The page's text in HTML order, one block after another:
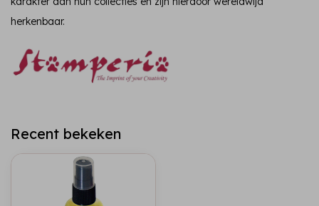
herkenbaar.
Recent bekeken